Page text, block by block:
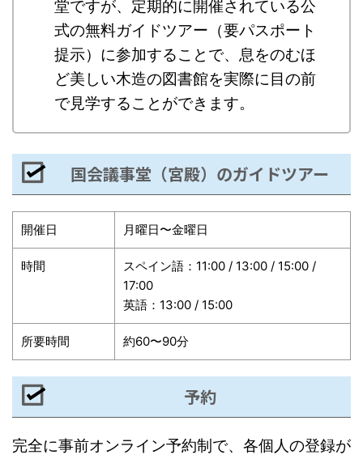
堂ですが、定期的に開催されている公
式の無料ガイドツアー（要パスポート
提示）に参加することで、息をのむほ
ど美しい木造の図書館を実際に目の前
で見学することができます。
国会議事堂（宮殿）のガイドツアー
開催日 月曜日〜金曜日
時間
スペイン語：11:00 / 13:00 / 15:00 /
17:00
英語：13:00 / 15:00
所要時間 約60〜90分
予約
完全に事前オンライン予約制で、各個人の登録が